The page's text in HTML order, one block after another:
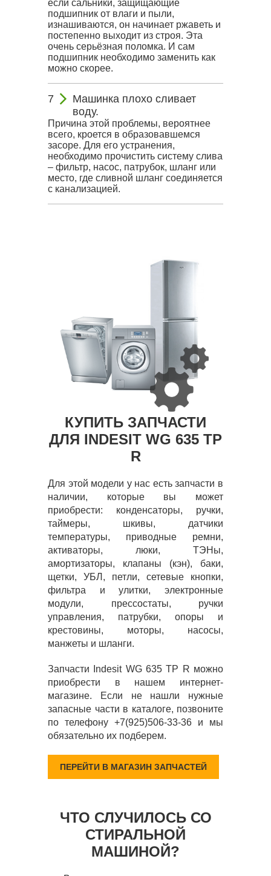
если сальники, защищающие
подшипник от влаги и пыли,
изнашиваются, он начинает ржаветь и
постепенно выходит из строя. Эта
очень серьёзная поломка. И сам
подшипник необходимо заменить как
можно скорее.
Машинка плохо сливает
воду.
Причина этой проблемы, вероятнее
всего, кроется в образовавшемся
засоре. Для его устранения,
необходимо прочистить систему слива
– фильтр, насос, патрубок, шланг или
место, где сливной шланг соединяется
с канализацией.
КУПИТЬ ЗАПЧАСТИ
ДЛЯ INDESIT WG 635 TP
R
Для этой модели у нас есть запчасти в
наличии, которые вы может
приобрести: конденсаторы, ручки,
таймеры, шкивы, датчики
температуры, приводные ремни,
активаторы, люки, ТЭНы,
амортизаторы, клапаны (кэн), баки,
щетки, УБЛ, петли, сетевые кнопки,
фильтра и улитки, электронные
модули, прессостаты, ручки
управления, патрубки, опоры и
крестовины, моторы, насосы,
манжеты и шланги.
Запчасти Indesit WG 635 TP R можно
приобрести в нашем интернет-
магазине. Если не нашли нужные
запасные части в каталоге, позвоните
по телефону +7(925)506-33-36 и мы
обязательно их подберем.
ПЕРЕЙТИ В МАГАЗИН ЗАПЧАСТЕЙ
ЧТО СЛУЧИЛОСЬ СО
СТИРАЛЬНОЙ
МАШИНОЙ?